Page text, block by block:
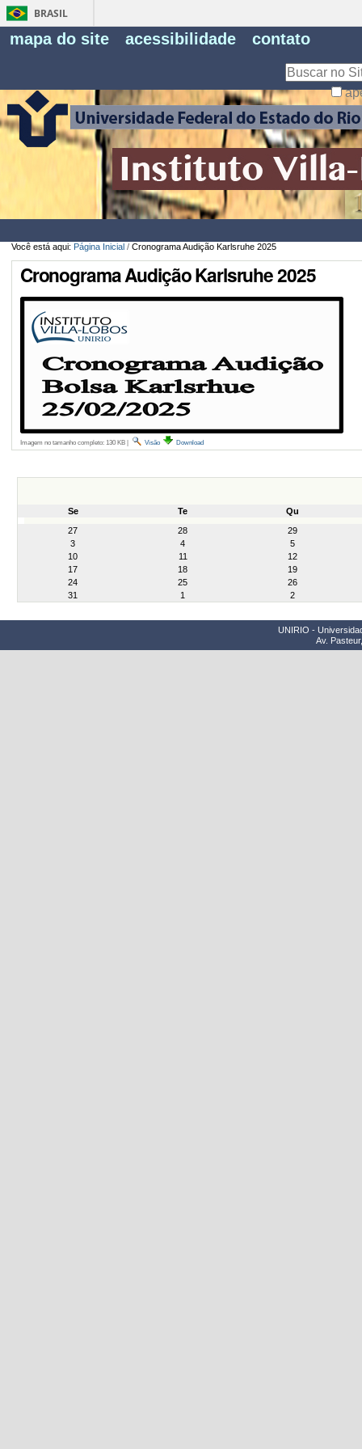
BRASIL
mapa do site acessibilidade contato
Você está aqui: Página Inicial / Cronograma Audição Karlsruhe 2025
Cronograma Audição Karlsruhe 2025
Imagem no tamanho completo: 130 KB| Visão Download
Se Te
Qu
27
28
29
3
4
5
10
11
12
17
18
19
24
25
26
31
1 2
UNIRIO -
Av.